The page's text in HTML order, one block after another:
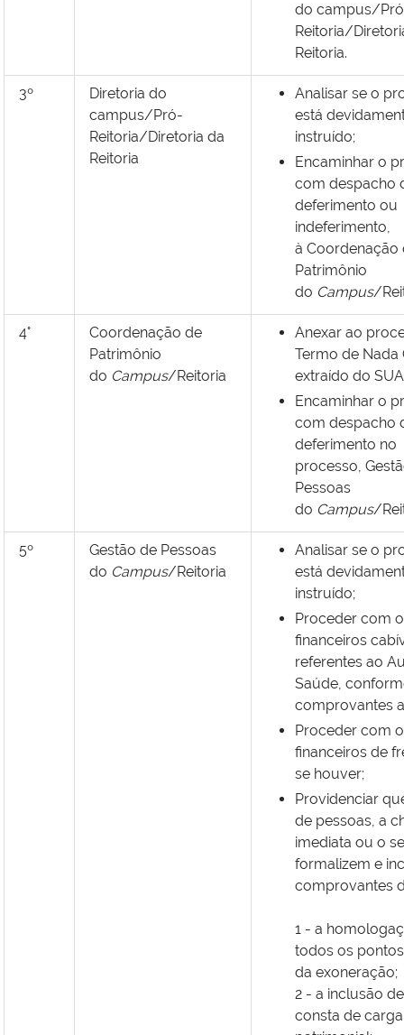
do campus/
Reitoria/
Reitoria.
3º
Diretoria do
campus/Pró-
Reitoria/Diretoria da
Reitoria
Analisar se o
está
instruído;
Encaminhar o
com despacho
deferimento ou
indeferimento,
à Coordenação
Patrimônio
do Campus/
4°
Coordenação de
Patrimônio
do Campus/Reitoria
Anexar ao
Termo de Nada
extraído do
Encaminhar o
com despacho
deferimento no
processo,
Pessoas
do Campus/
5º
Gestão de Pessoas
do Campus/Reitoria
Analisar se o
está
instruído;
Proceder com
financeiros
referentes ao
Saúde,
comprovantes
Proceder com
financeiros de
se houver;
Providenciar
de pessoas, a
imediata ou o
formalizem e
comprovantes
1 - a
todos os
da exoneração;
2 - a inclusão
consta de carga